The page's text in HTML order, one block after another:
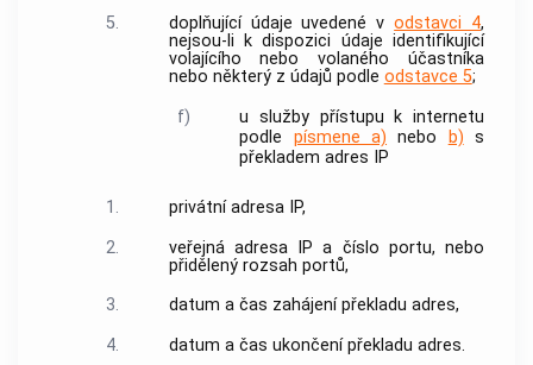
5.
doplňující údaje uvedené vodstavci 4,
nejsou-li k dispozici údaje identifikující
volajícího nebo volaného účastníka
nebo některý z údajů podle odstavce 5;
f) u služby přístupu k internetu
podle písmene a) nebo b) s
překlademadres IP
1. privátníadresa IP,
2.
veřejná adresa IP a číslo portu, nebo
přidělený rozsah portů,
3.
datum a čas zahájení překladu adres,
4.
datum a čas ukončení překladu adres.